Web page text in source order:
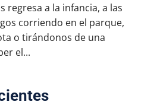
regresa a la infancia, a las
corriendo en el parque,
o tirándonos de una
el...